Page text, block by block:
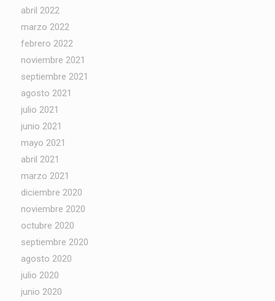
abril 2022
marzo 2022
febrero 2022
noviembre 2021
septiembre 2021
agosto 2021
julio 2021
junio 2021
mayo 2021
abril 2021
marzo 2021
diciembre 2020
noviembre 2020
octubre 2020
septiembre 2020
agosto 2020
julio 2020
junio 2020